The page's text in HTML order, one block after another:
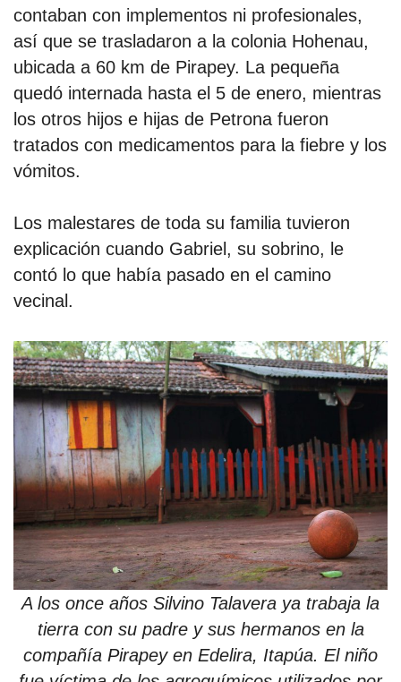
contaban con implementos ni profesionales,
así que se trasladaron a la colonia Hohenau,
ubicada a 60 km de Pirapey. La pequeña
quedó internada hasta el 5 de enero, mientras
los otros hijos e hijas de Petrona fueron
tratados con medicamentos para la fiebre y los
vómitos.
Los malestares de toda su familia tuvieron
explicación cuando Gabriel, su sobrino, le
contó lo que había pasado en el camino
vecinal.
A los once años Silvino Talavera ya trabaja la
tierra con su padre y sus hermanos en la
compañía Pirapey en Edelira, Itapúa. El niño